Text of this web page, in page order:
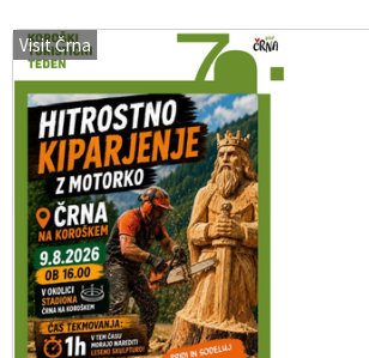
Visit Črna